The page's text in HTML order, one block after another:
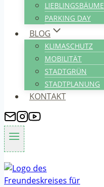
LIEBLINGSBÄUME
PARKING DAY
BLOG
KLIMASCHUTZ
MOBILITÄT
STADTGRÜN
STADTPLANUNG
KONTAKT